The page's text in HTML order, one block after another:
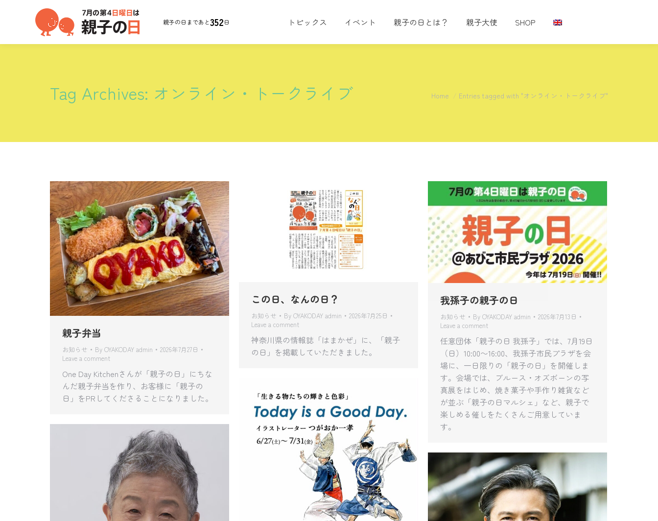
親子の日まであと352日 トピックス イベント 親子の日とは？ 親子大使 SHOP
Tag Archives: オンライン・トークライブ You are here:
Home Entries tagged with "オンライン・トークライブ"
親子弁当
お知らせ By OYAKODAY admin
2026年7月27日
Leave a comment
One Day Kitchenさんが「親子の日」にちな
んだ親子弁当を作り、お客様に「親子の
日」をPRしてくださることになりました。
この日、なんの日？
お知らせ By OYAKODAY admin
2026年7月25日
Leave a comment
神奈川県の情報誌「はまかぜ」に、「親子
の日」を掲載していただきました。
我孫子の親子の日
お知らせ By OYAKODAY admin
2026年7月13日
Leave a comment
任意団体「親子の日 我孫子」では、7月19日
（日）10:00〜16:00、我孫子市民プラザを会
場に、一日限りの「親子の日」を開催しま
す。会場では、ブルース・オズボーンの写
真展をはじめ、焼き菓子や手作り雑貨など
が並ぶ「親子の日マルシェ」など、親子で
楽しめる催しをたくさんご用意していま
す。